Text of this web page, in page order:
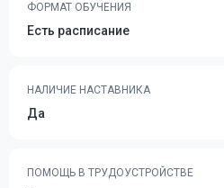
ФОРМАТ ОБУЧЕНИЯ
Есть расписание
НАЛИЧИЕ НАСТАВНИКА
Да
ПОМОЩЬ В ТРУДОУСТРОЙСТВЕ